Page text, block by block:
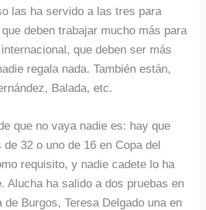
las ha servido a las tres para
deben trabajar mucho más para
que deben ser más
regala nada. También están,
Balada, etc.
que no vaya nadie es: hay que
32 o uno de 16 en Copa del
requisito, y nadie cadete lo ha
. Alucha ha salido a dos pruebas en
Burgos, Teresa Delgado una en